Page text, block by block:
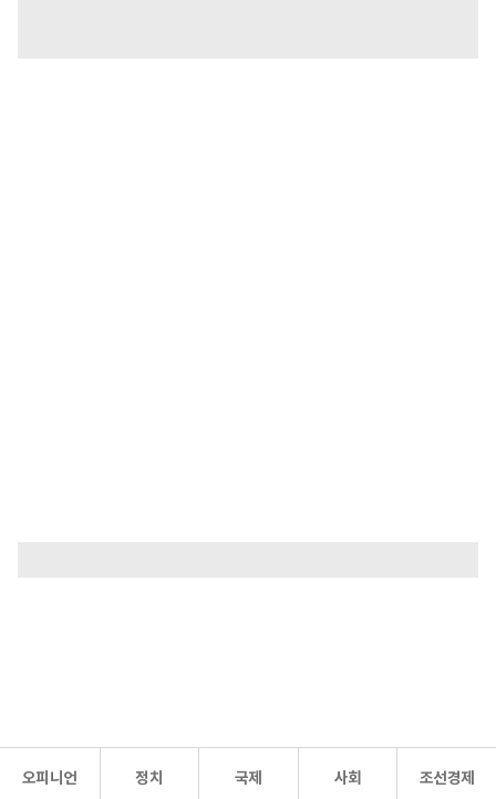
오피니언 정치 국제 사회 조선경제